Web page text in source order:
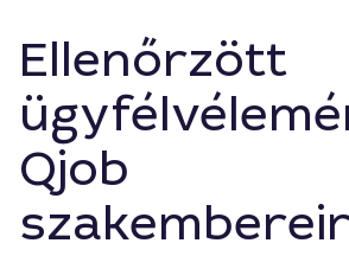
Ellenőrzött
Qjob